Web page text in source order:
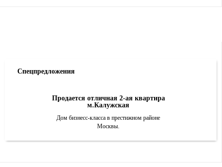
Спецпредложения
Продается отличная 2-ая квартира
м.Калужская
Дом бизнесс-класса в престижном районе
Москвы.